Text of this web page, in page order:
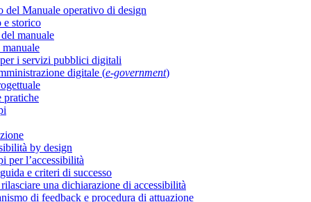
del Manuale operativo di design
e storico
manuale
i servizi pubblici digitali
digitale (e-government)
pratiche
by design
per l’accessibilità
e criteri di successo
una dichiarazione di accessibilità
di feedback e procedura di attuazione